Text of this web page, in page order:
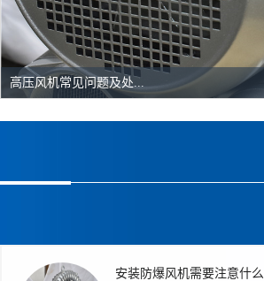
高压风机常见问题及处...
高压鼓风机发电机出现...
安装防爆风机需要注意什么